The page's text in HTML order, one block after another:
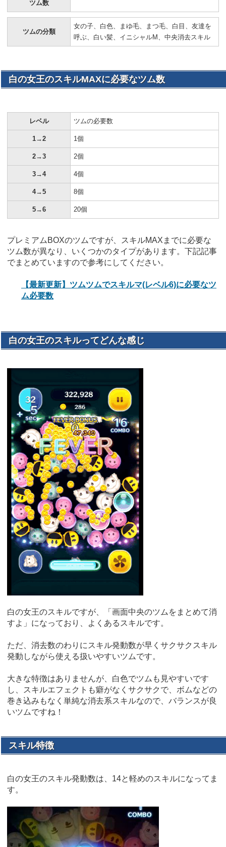
ツム数
ツムの分類
女の子、白色、まゆ毛、まつ毛、白目、友達を
呼ぶ、白い髪、イニシャルM、中央消去スキル
白の女王のスキルMAXに必要なツム数
レベル ツムの必要数
1→2 1個
2→3 2個
3→4 4個
4→5 8個
5→6 20個
プレミアムBOXのツムですが、スキルMAXまでに必要な
ツム数が異なり、いくつかのタイプがあります。下記記事
でまとめていますので参考にしてください。
【最新更新】ツムツムでスキルマ(レベル6)に必要なツ
ム必要数
白の女王のスキルってどんな感じ
白の女王のスキルですが、「画面中央のツムをまとめて消
すよ」になっており、よくあるスキルです。
ただ、消去数のわりにスキル発動数が早くサクサクスキル
発動しながら使える扱いやすいツムです。
大きな特徴はありませんが、白色でツムも見やすいです
し、スキルエフェクトも癖がなくサクサクで、ボムなどの
巻き込みもなく単純な消去系スキルなので、バランスが良
いツムですね！
スキル特徴
白の女王のスキル発動数は、14と軽めのスキルになってま
す。